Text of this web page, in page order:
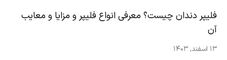
فلیپر دندان چیست؟ معرفی انواع فلیپر و مزایا و معایب
آن
۱۳ اسفند, ۱۴۰۳